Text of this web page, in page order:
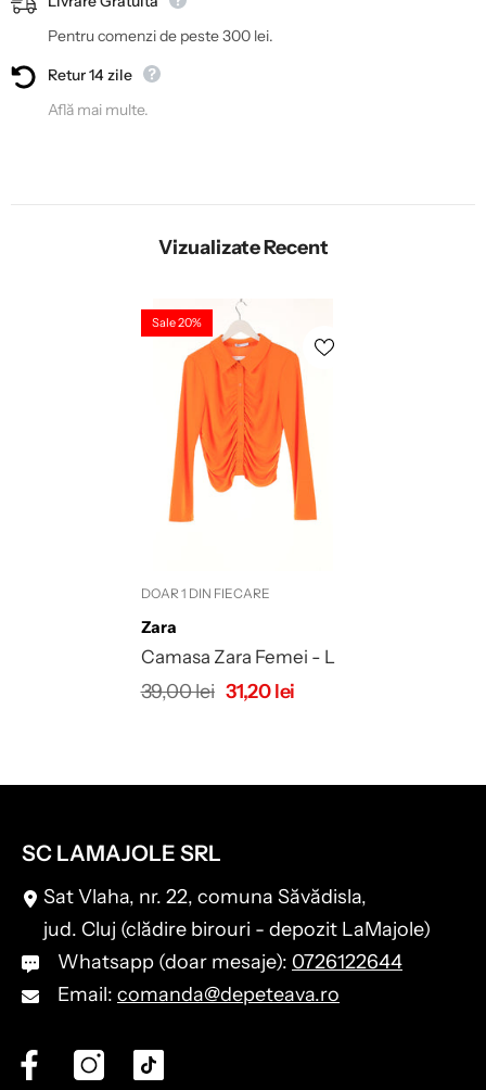
Pentru comenzi de peste 300 lei.
Retur 14 zile
Află mai multe.
Vizualizate Recent
Sale 20%
DOAR 1 DIN FIECARE
Brand:
Zara
Camasa Zara Femei - L
39,00 lei 31,20 lei
SC LAMAJOLE SRL
Sat Vlaha, nr. 22, comuna Săvădisla,
jud. Cluj (clădire birouri - depozit LaMajole)
Whatsapp (doar mesaje): 0726122644
Email: comanda@depeteava.ro